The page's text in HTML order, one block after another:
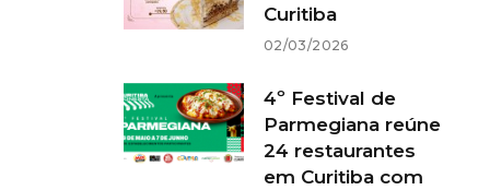
Curitiba
02/03/2026
4º Festival de
Parmegiana reúne
24 restaurantes
em Curitiba com